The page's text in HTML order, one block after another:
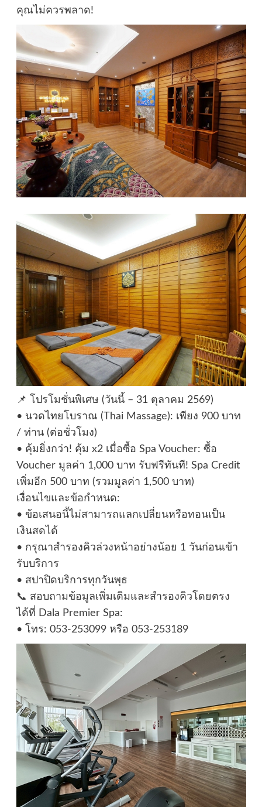
คุณไม่ควรพลาด!
📌 โปรโมชั่นพิเศษ (วันนี้ – 31 ตุลาคม 2569)
• นวดไทยโบราณ (Thai Massage): เพียง 900 บาท
/ ท่าน (ต่อชั่วโมง)
• คุ้มยิ่งกว่า! คุ้ม x2 เมื่อซื้อ Spa Voucher: ซื้อ
Voucher มูลค่า 1,000 บาท รับฟรีทันที! Spa Credit
เพิ่มอีก 500 บาท (รวมมูลค่า 1,500 บาท)
เงื่อนไขและข้อกำหนด:
• ข้อเสนอนี้ไม่สามารถแลกเปลี่ยนหรือทอนเป็น
เงินสดได้
• กรุณาสำรองคิวล่วงหน้าอย่างน้อย 1 วันก่อนเข้า
รับบริการ
• สปาปิดบริการทุกวันพุธ
📞 สอบถามข้อมูลเพิ่มเติมและสำรองคิวโดยตรง
ได้ที่ Dala Premier Spa:
• โทร: 053-253099 หรือ 053-253189